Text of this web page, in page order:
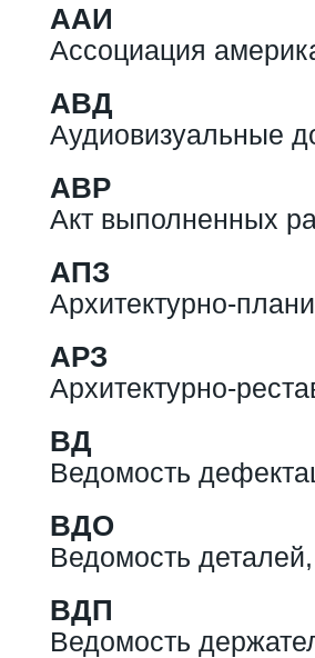
ААИ
Ассоциация
АВД
Аудиовизуальные
АВР
Акт выполненных
АПЗ
Архитектурно-
АРЗ
Архитектурно-
ВД
Ведомость
ВДО
Ведомость
ВДП
Ведомость